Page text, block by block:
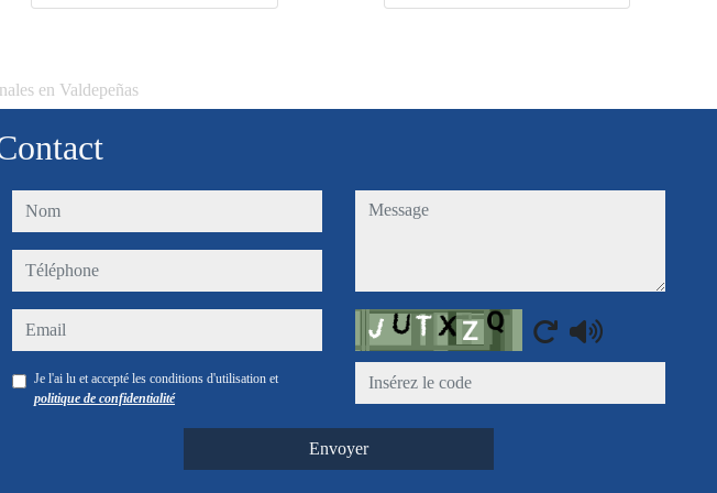
en Valdepeñas
nom
téléphone
email
Je l'ai lu et accepté les conditions d'utilisation et
politique de confidentialité
message
Captcha
Envoyer